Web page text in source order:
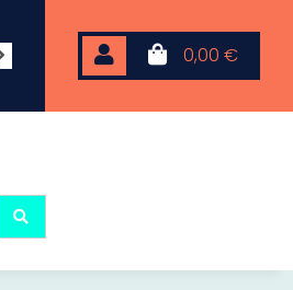
0,00 €
BEACHWEAR NEOPREN